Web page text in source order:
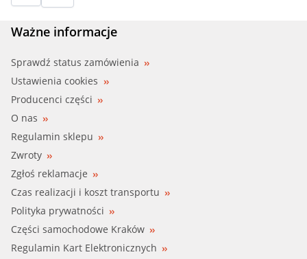
Ważne informacje
Sprawdź status zamówienia
Ustawienia cookies
Producenci części
O nas
Regulamin sklepu
Zwroty
Zgłoś reklamacje
Czas realizacji i koszt transportu
Polityka prywatności
Części samochodowe Kraków
Regulamin Kart Elektronicznych